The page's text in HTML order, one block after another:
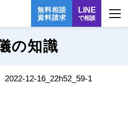
無料相談
資料請求
LINE
で相談
の知識
2022-12-16_22h52_59-1